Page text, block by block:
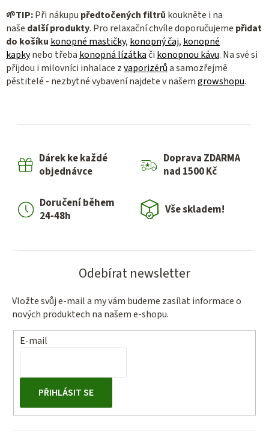
🌱TIP:Při nákupu předtočených filtrů koukněte i na
naše další produkty. Pro relaxační chvíle doporučujeme přidat
do košíku konopné mastičky, konopný čaj, konopné
kapkynebo třeba konopná lízátkači konopnou kávu. Na své si
přijdou i milovníci inhalace zvaporizérůa samozřejmě
pěstitelé - nezbytné vybavení najdete v našemgrowshopu.
Dárek ke každé
objednávce
Doprava ZDARMA
nad 1500 Kč
Doručení během
24-48h
Vše skladem!
Odebírat newsletter
Vložte svůj e-mail a my vám budeme zasílat informace o
nových produktech na našem e-shopu.
E-mail
PŘIHLÁSIT SE